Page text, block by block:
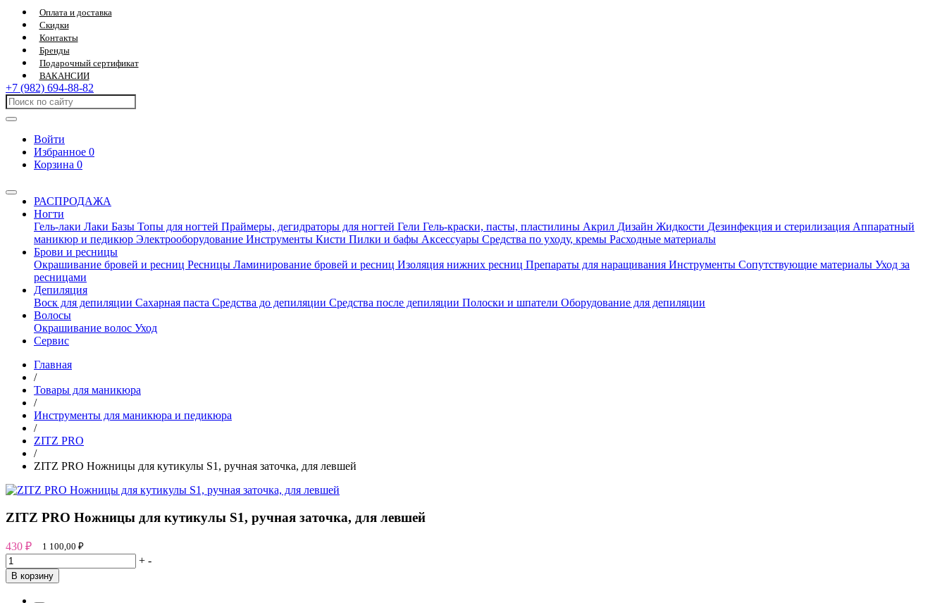
Оплата и доставка
Скидки
Контакты
Бренды
Подарочный сертификат
ВАКАНСИИ
+7 (982) 694-88-82
Войти
Избранное 0
Корзина 0
РАСПРОДАЖА
Ногти
Гель-лаки Лаки Базы Топы для ногтей Праймеры, дегидраторы для ногтей Гели Гель-краски, пасты, пластилины Акрил Дизайн Жидкости Дезинфекция и стерилизация Аппаратный
маникюр и педикюр Электрооборудование Инструменты Кисти Пилки и бафы Аксессуары Средства по уходу, кремы Расходные материалы
Брови и ресницы
Окрашивание бровей и ресниц Ресницы Ламинирование бровей и ресниц Изоляция нижних ресниц Препараты для наращивания Инструменты Сопутствующие материалы Уход за
ресницами
Депиляция
Воск для депиляции Сахарная паста Средства до депиляции Средства после депиляции Полоски и шпатели Оборудование для депиляции
Волосы
Окрашивание волос Уход
Сервис
Главная
/
Товары для маникюра
/
Инструменты для маникюра и педикюра
/
ZITZ PRO
/
ZITZ PRO Ножницы для кутикулы S1, ручная заточка, для левшей
ZITZ PRO Ножницы для кутикулы S1, ручная заточка, для левшей
430 ₽ 1 100,00 ₽
+ -
В корзину